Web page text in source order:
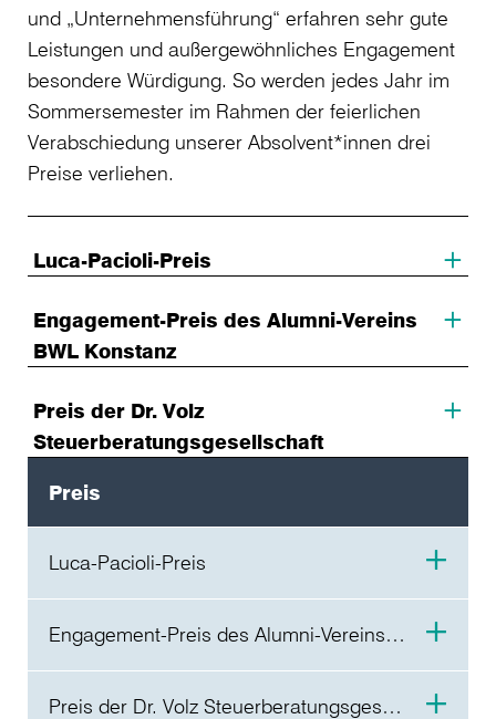
und „Unternehmensführung“ erfahren sehr gute
Leistungen und außergewöhnliches Engagement
besondere Würdigung. So werden jedes Jahr im
Sommersemester im Rahmen der feierlichen
Verabschiedung unserer Absolvent*innen drei
Preise verliehen.
Luca-Pacioli-Preis
Engagement-Preis des Alumni-Vereins
BWL Konstanz
Preis der Dr. Volz
Steuerberatungsgesellschaft
Preis
Luca-Pacioli-Preis
Preisträger*innen 2026
Engagement-Preis des Alumni-Vereins BWL KN
Preisträger*innen 2026
Preis der Dr. Volz Steuerberatungsgesellschaft